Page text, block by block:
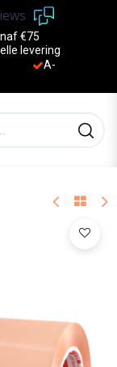
€75
lle levering
A-